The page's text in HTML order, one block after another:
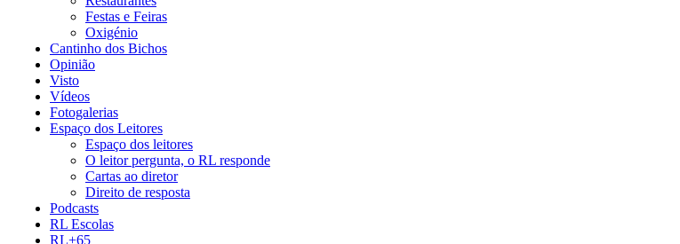
Festas e Feiras
Oxigénio
Cantinho dos Bichos
Opinião
Visto
Vídeos
Fotogalerias
Espaço dos Leitores
Espaço dos leitores
O leitor pergunta, o RL responde
Cartas ao diretor
Direito de resposta
Podcasts
RL Escolas
RL+65